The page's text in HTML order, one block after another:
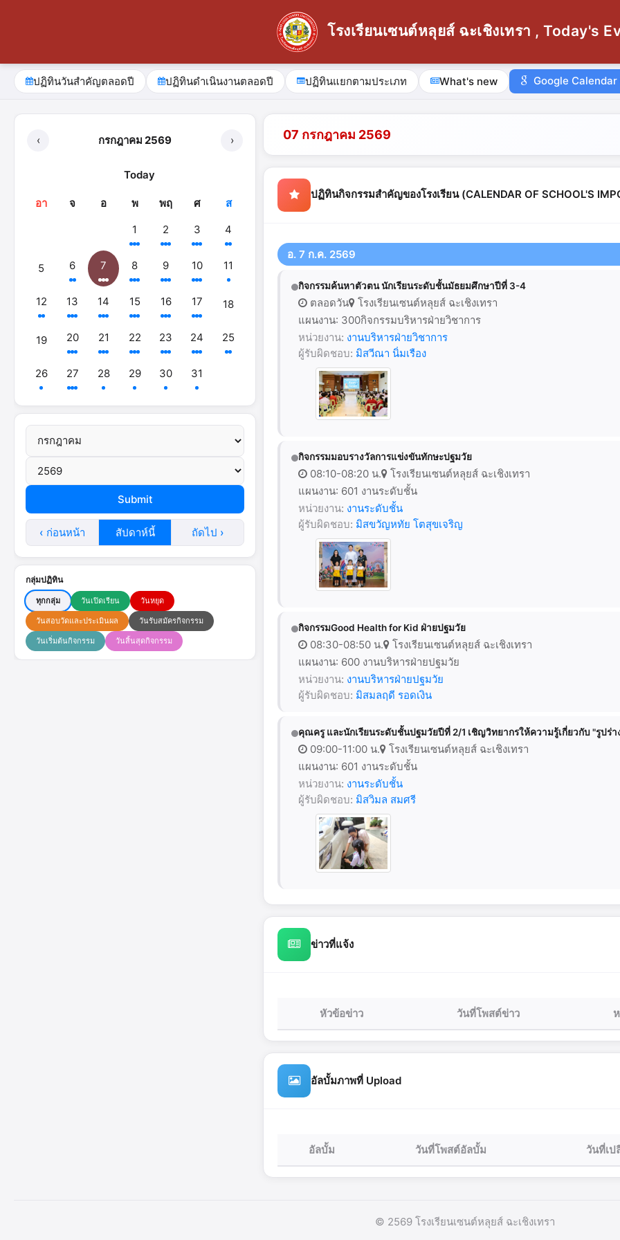
โรงเรียนเซนต์หลุยส์ ฉะเชิงเทรา , Today's
ปฏิทินวันสำคัญตลอดปี ปฏิทินดำเนินงานตลอดปี ปฏิทินแยกตามประเภท What's new Google
‹ กรกฎาคม 2569 ›
Today
อา จ อ พ พฤ ศ
ส
1
2 3 4
5 6 7 8 9 10 11
12 13 14 15 16 17 18
19 20 21 22 23 24 25
26 27 28 29 30 31
‹ ก่อนหน้า สัปดาห์นี้ ถัดไป ›
กลุ่มปฏิทิน
ทุกกลุ่ม วันเปิดเรียน วันหยุด
วันสอบวัดและประเมินผล วันรับสมัครกิจกรรม
วันเริ่มต้นกิจกรรม วันสิ้นสุดกิจกรรม
07 กรกฎาคม 2569
ปฏิทินกิจกรรมสำคัญของโรงเรียน (CALENDAR OF SCHOOL'S
อ. 7 ก.ค. 2569
กิจกรรมค้นหาตัวตน นักเรียนระดับชั้นมัธยมศึกษาปีที่ 3-4
ตลอดวัน
โรงเรียนเซนต์หลุยส์ ฉะเชิงเทรา
แผนงาน: 300กิจกรรมบริหารฝ่ายวิชาการ
หน่วยงาน: งานบริหารฝ่ายวิชาการ
ผู้รับผิดชอบ: มิสวีณา นิ่มเรือง
กิจกรรมมอบรางวัลการแข่งขันทักษะปฐมวัย
08:10-08:20 น.
โรงเรียนเซนต์หลุยส์ ฉะเชิงเทรา
แผนงาน: 601 งานระดับชั้น
หน่วยงาน: งานระดับชั้น
ผู้รับผิดชอบ: มิสขวัญหทัย โตสุขเจริญ
กิจกรรมGood Health for Kid ฝ่ายปฐมวัย
08:30-08:50 น.
โรงเรียนเซนต์หลุยส์ ฉะเชิงเทรา
แผนงาน: 600 งานบริหารฝ่ายปฐมวัย
หน่วยงาน: งานบริหารฝ่ายปฐมวัย
ผู้รับผิดชอบ: มิสมลฤดี รอดเงิน
คุณครู และนักเรียนระดับชั้นปฐมวัยปีที่ 2/1 เชิญวิทยากรให้ความรู้เกี่ยวกับ "รูปร่า
09:00-11:00 น.
โรงเรียนเซนต์หลุยส์ ฉะเชิงเทรา
แผนงาน: 601 งานระดับชั้น
หน่วยงาน: งานระดับชั้น
ผู้รับผิดชอบ: มิสวิมล สมศรี
ข่าวที่แจ้ง
หัวข้อข่าว วันที่โพสต์ข่าว
อัลบั้มภาพที่ Upload
อัลบั้ม วันที่โพสต์อัลบั้ม วันที่เ
© 2569 โรงเรียนเซนต์หลุยส์ ฉะเชิงเทรา